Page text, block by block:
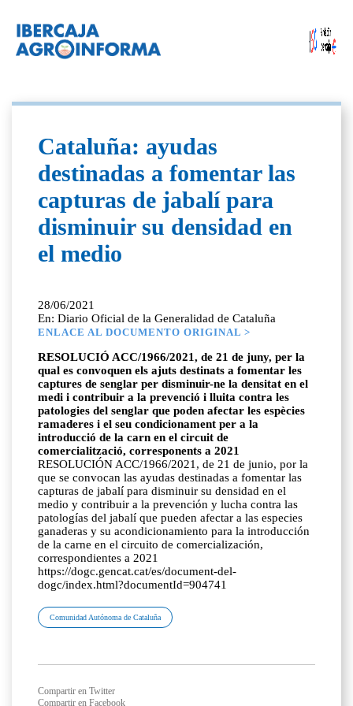
Cataluña: ayudas
destinadas a fomentar las
capturas de jabalí para
disminuir su densidad en
el medio
28/06/2021
En: Diario Oficial de la Generalidad de Cataluña
ENLACE AL DOCUMENTO ORIGINAL >
RESOLUCIÓ ACC/1966/2021, de 21 de juny, per la
qual es convoquen els ajuts destinats a fomentar les
captures de senglar per disminuir-ne la densitat en el
medi i contribuir a la prevenció i lluita contra les
patologies del senglar que poden afectar les espècies
ramaderes i el seu condicionament per a la
introducció de la carn en el circuit de
comercialització, corresponents a 2021
RESOLUCIÓN ACC/1966/2021, de 21 de junio, por la
que se convocan las ayudas destinadas a fomentar las
capturas de jabalí para disminuir su densidad en el
medio y contribuir a la prevención y lucha contra las
patologías del jabalí que pueden afectar a las especies
ganaderas y su acondicionamiento para la introducción
de la carne en el circuito de comercialización,
correspondientes a 2021
https://dogc.gencat.cat/es/document-del-
dogc/index.html?documentId=904741
Comunidad Autónoma de Cataluña
Compartir en Twitter
Compartir en Facebook